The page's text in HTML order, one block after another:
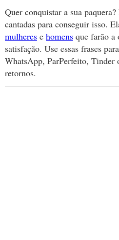
Quer conquistar a sua
cantadas para conseguir isso.
mulheres e homens que farão a
satisfação. Use essas frases
WhatsApp, ParPerfeito, Tinder
retornos.